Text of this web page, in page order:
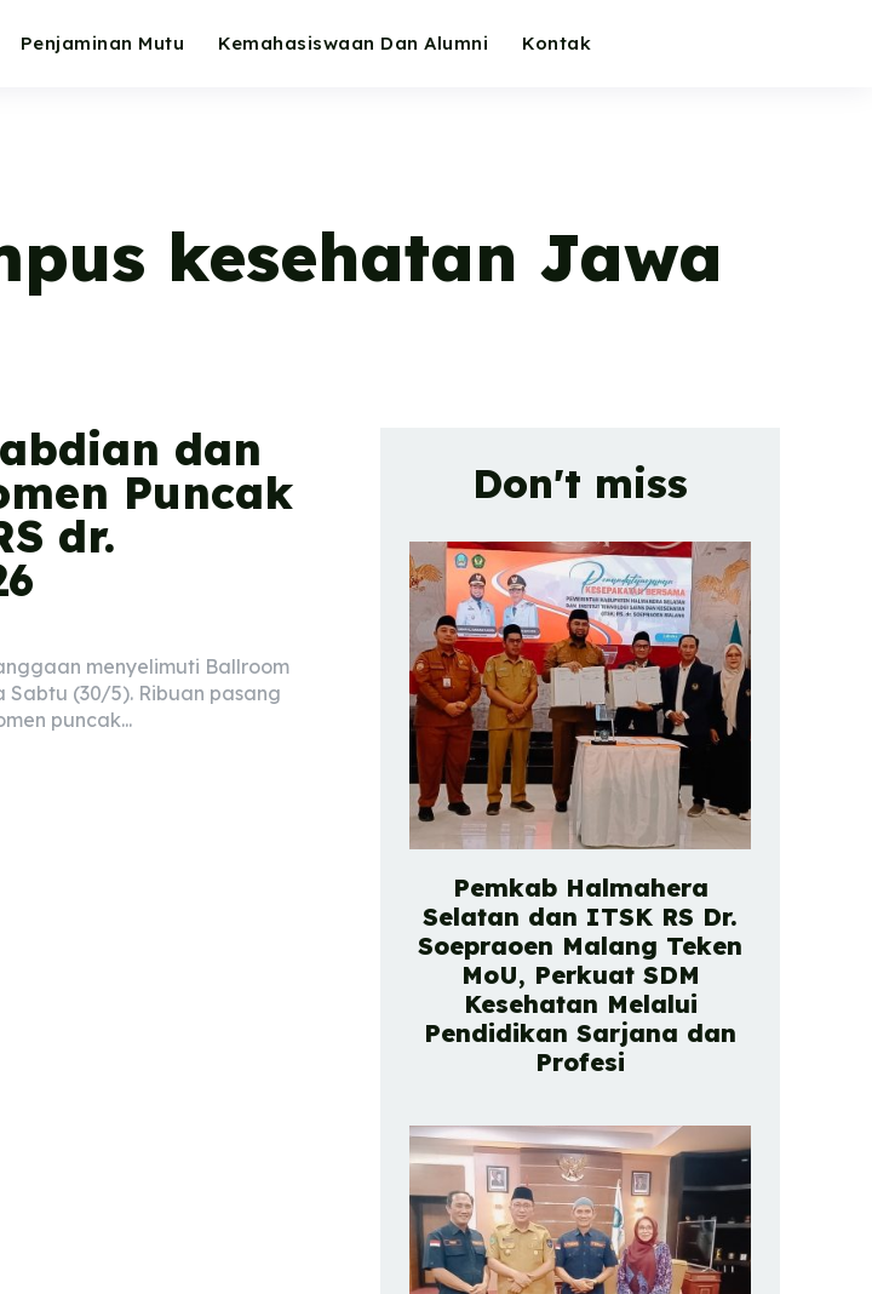
Penjaminan Mutu Kemahasiswaan Dan Alumni Kontak
kesehatan Jawa
dan
Puncak
dr.
menyelimuti Ballroom
(30/5). Ribuan pasang
puncak...
Don't miss
Pemkab Halmahera
Selatan dan ITSK RS Dr.
Soepraoen Malang Teken
MoU, Perkuat SDM
Kesehatan Melalui
Pendidikan Sarjana dan
Profesi